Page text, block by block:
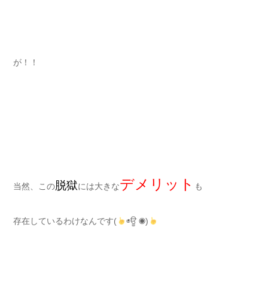
が！！
当然、この脱獄には大きなデメリット も
存在しているわけなんです( ◉ਊ ◉)